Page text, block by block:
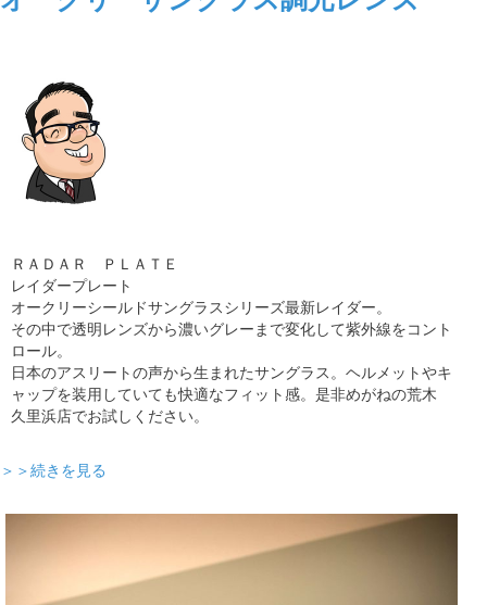
ＲＡＤＡＲ ＰＬＡＴＥ
レイダープレート
オークリーシールドサングラスシリーズ最新レイダー。
その中で透明レンズから濃いグレーまで変化して紫外線をコント
ロール。
日本のアスリートの声から生まれたサングラス。ヘルメットやキ
ャップを装用していても快適なフィット感。是非めがねの荒木
久里浜店でお試しください。
＞＞続きを見る